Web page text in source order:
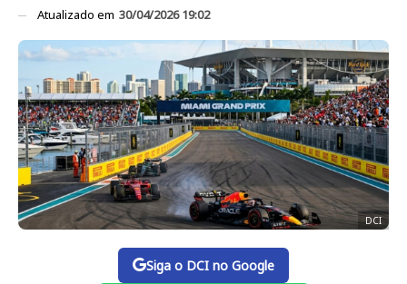
Atualizado em 30/04/2026 19:02
DCI
Siga o DCI no Google